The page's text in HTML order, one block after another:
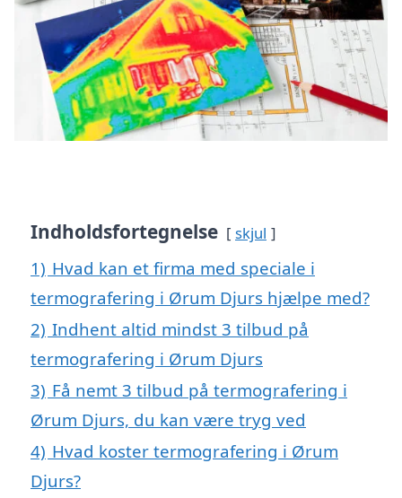
Indholdsfortegnelse skjul
1) Hvad kan et firma med speciale i
termografering i Ørum Djurs hjælpe med?
2) Indhent altid mindst 3 tilbud på
termografering i Ørum Djurs
3) Få nemt 3 tilbud på termografering i
Ørum Djurs, du kan være tryg ved
4) Hvad koster termografering i Ørum
Djurs?